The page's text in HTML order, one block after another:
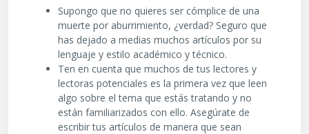
Supongo que no quieres ser cómplice de una
muerte por aburrimiento, ¿verdad? Seguro que
has dejado a medias muchos artículos por su
lenguaje y estilo académico y técnico.
Ten en cuenta que muchos de tus lectores y
lectoras potenciales es la primera vez que leen
algo sobre el tema que estás tratando y no
están familiarizados con ello. Asegúrate de
escribir tus artículos de manera que sean